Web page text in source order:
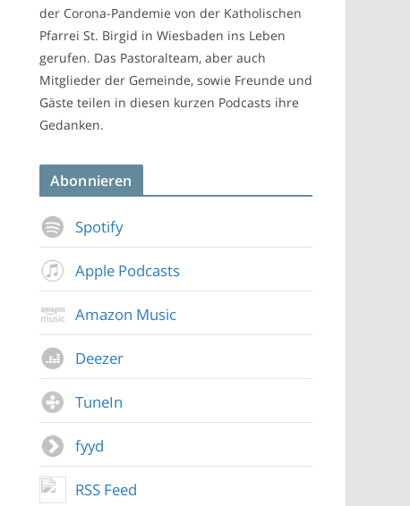
der Corona-Pandemie von der Katholischen
Pfarrei St. Birgid in Wiesbaden ins Leben
gerufen. Das Pastoralteam, aber auch
Mitglieder der Gemeinde, sowie Freunde und
Gäste teilen in diesen kurzen Podcasts ihre
Gedanken.
Abonnieren
Spotify
Apple Podcasts
Amazon Music
Deezer
TuneIn
fyyd
RSS Feed